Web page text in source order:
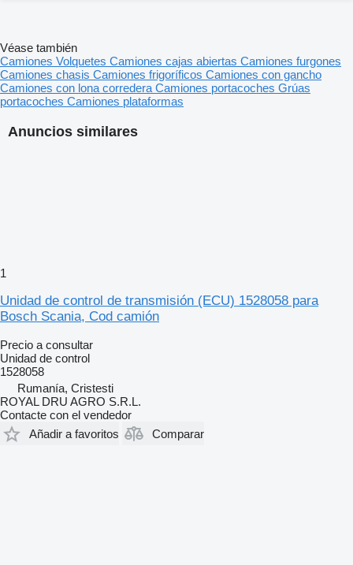
Anuncios similares
1
Unidad de control de transmisión (ECU) 1528058 para
Bosch Scania, Cod camión
Precio a consultar
Unidad de control
1528058
Rumanía, Cristesti
ROYAL DRU AGRO S.R.L.
Contacte con el vendedor
Añadir a favoritos
Comparar
Véase también
Camiones Volquetes Camiones cajas abiertas Camiones furgones
Camiones chasis Camiones frigoríficos Camiones con gancho
Camiones con lona corredera Camiones portacoches Grúas
portacoches Camiones plataformas